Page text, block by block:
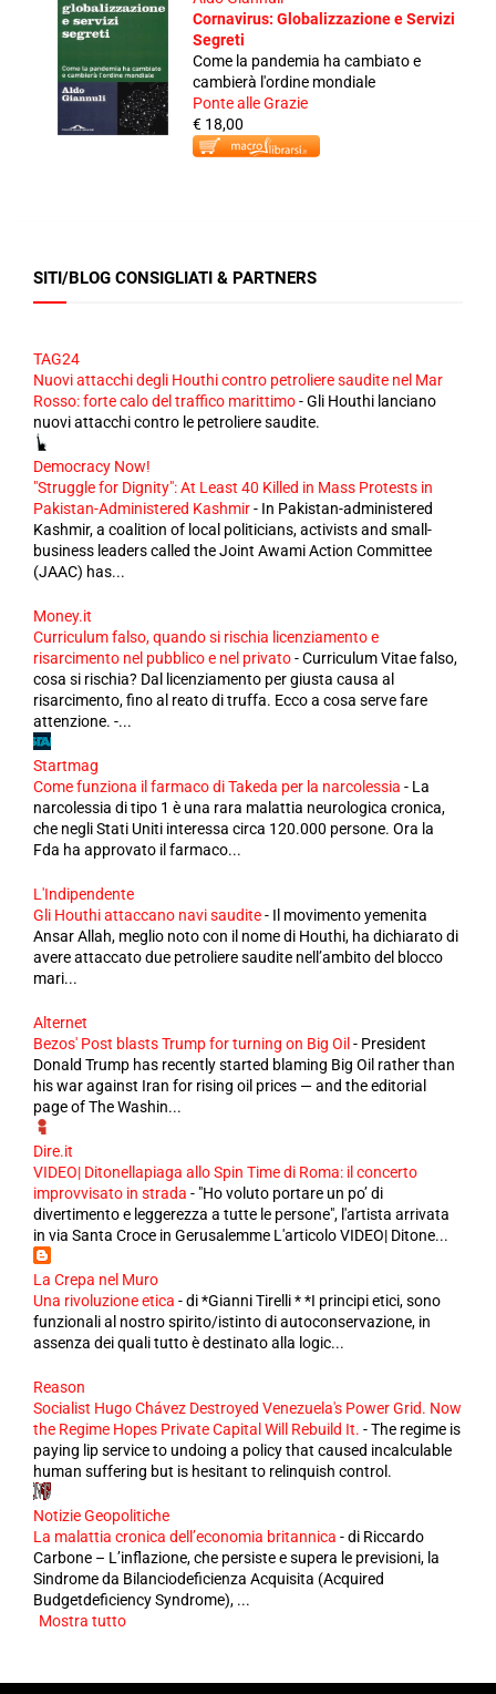
Cornavirus: Globalizzazione e Servizi
Segreti
Come la pandemia ha cambiato e
cambierà l'ordine mondiale
Ponte alle Grazie
€ 18,00
SITI/BLOG CONSIGLIATI & PARTNERS
TAG24
Nuovi attacchi degli Houthi contro petroliere saudite nel Mar
Rosso: forte calo del traffico marittimo-Gli Houthi lanciano
nuovi attacchi contro le petroliere saudite.
Democracy Now!
"Struggle for Dignity": At Least 40 Killed in Mass Protests in
Pakistan-Administered Kashmir- In Pakistan-administered
Kashmir, a coalition of local politicians, activists and small-
business leaders called the Joint Awami Action Committee
(JAAC) has...
Money.it
Curriculum falso, quando si rischia licenziamento e
risarcimento nel pubblico e nel privato-Curriculum Vitae falso,
cosa si rischia? Dal licenziamento per giusta causa al
risarcimento, fino al reato di truffa. Ecco a cosa serve fare
attenzione. -...
Startmag
Come funziona il farmaco di Takeda per la narcolessia - La
narcolessia di tipo 1 è una rara malattia neurologica cronica,
che negli Stati Uniti interessa circa 120.000 persone. Ora la
Fda ha approvato il farmaco...
L'Indipendente
Gli Houthi attaccano navi saudite- Il movimento yemenita
Ansar Allah, meglio noto con il nome di Houthi, ha dichiarato di
avere attaccato due petroliere saudite nell’ambito del blocco
mari...
Alternet
Bezos' Post blasts Trump for turning on Big Oil - President
Donald Trump has recently started blaming Big Oil rather than
his war against Iran for rising oil prices — and the editorial
page of The Washin...
Dire.it
VIDEO| Ditonellapiaga allo Spin Time di Roma: il concerto
improvvisato in strada - "Ho voluto portare un po’ di
divertimento e leggerezza a tutte le persone", l'artista arrivata
in via Santa Croce in Gerusalemme L'articolo VIDEO| Ditone...
La Crepa nel Muro
Una rivoluzione etica -di *Gianni Tirelli * *I principi etici, sono
funzionali al nostro spirito/istinto di autoconservazione, in
assenza dei quali tutto è destinato alla logic...
Reason
Socialist Hugo Chávez Destroyed Venezuela's Power Grid. Now
the Regime Hopes Private Capital Will Rebuild It. -The regime is
paying lip service to undoing a policy that caused incalculable
human suffering but is hesitant to relinquish control.
Notizie Geopolitiche
La malattia cronica dell’economia britannica -di Riccardo
Carbone – L’inflazione, che persiste e supera le previsioni, la
Sindrome da Bilanciodeficienza Acquisita (Acquired
Budgetdeficiency Syndrome), ...
Mostra tutto